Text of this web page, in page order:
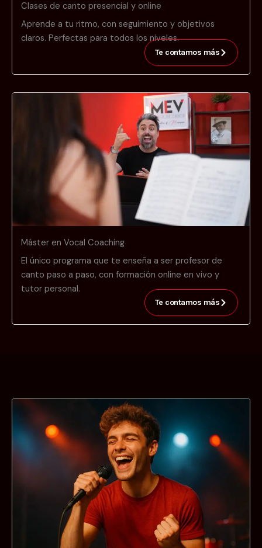
Clases de canto presencial y online
Aprende a tu ritmo, con seguimiento y objetivos
claros. Perfectas para todos los niveles.
Te contamos más
Máster en Vocal Coaching
El único programa que te enseña a ser profesor de
canto paso a paso, con formación online en vivo y
tutor personal.
Te contamos más